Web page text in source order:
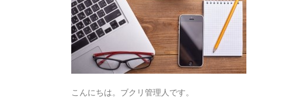
こんにちは。ブクリ管理人です。